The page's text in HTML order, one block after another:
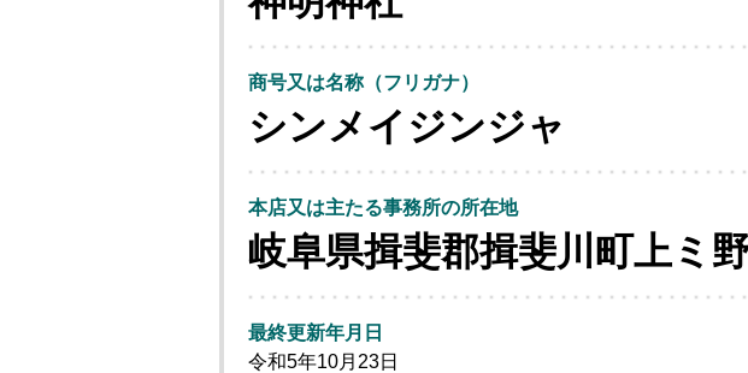
商号又は名称（フリガナ）
シンメイジンジャ
本店又は主たる事務所の所在地
岐阜県揖斐郡揖斐川町上ミ
最終更新年月日
令和5年10月23日